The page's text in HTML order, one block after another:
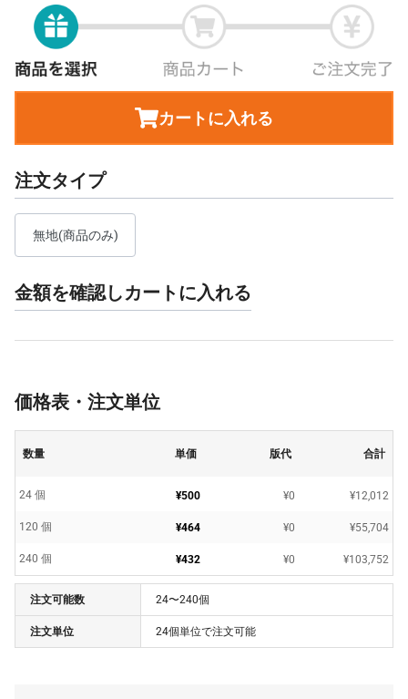
カートに入れる
注文タイプ
無地(商品のみ)
金額を確認しカートに入れる
価格表・注文単位
数量 単価 版代 合計
24 個 ¥500 ¥0 ¥12,012
120 個 ¥464 ¥0 ¥55,704
240 個 ¥432 ¥0 ¥103,752
注文可能数 24〜240個
注文単位 24個単位で注文可能